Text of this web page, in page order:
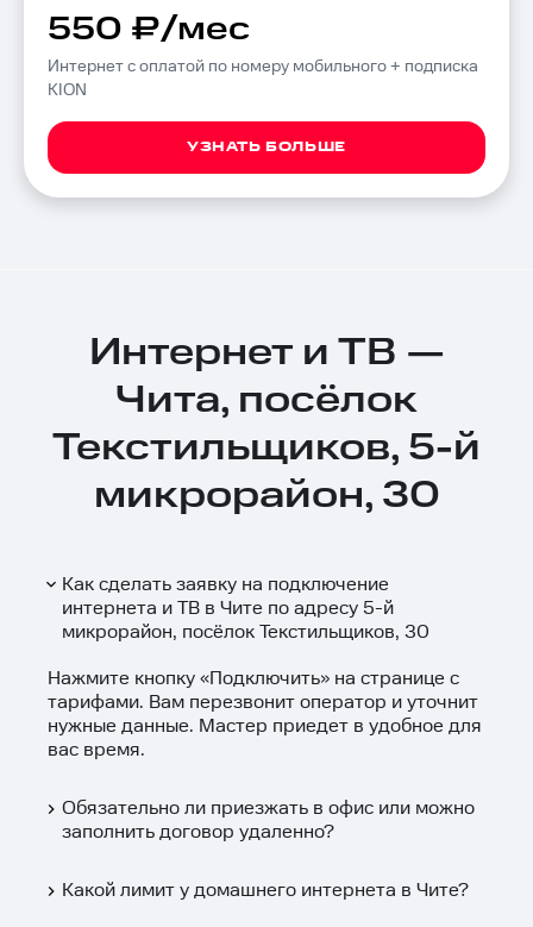
550 ₽/мес
Интернет с оплатой по номеру мобильного + подписка
KION
УЗНАТЬ БОЛЬШЕ
Интернет и ТВ —
Чита, посёлок
Текстильщиков, 5-й
микрорайон, 30
Как сделать заявку на подключение
интернета и ТВ в Чите по адресу 5-й
микрорайон, посёлок Текстильщиков, 30
Нажмите кнопку «Подключить» на странице с
тарифами. Вам перезвонит оператор и уточнит
нужные данные. Мастер приедет в удобное для
вас время.
Обязательно ли приезжать в офис или можно
заполнить договор удаленно?
Какой лимит у домашнего интернета в Чите?